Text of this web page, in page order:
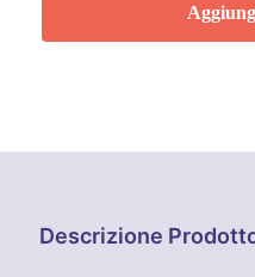
400ml
Descrizione